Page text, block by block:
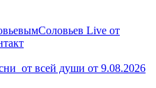
Соловьев Live от
всей души от 9.08.2026